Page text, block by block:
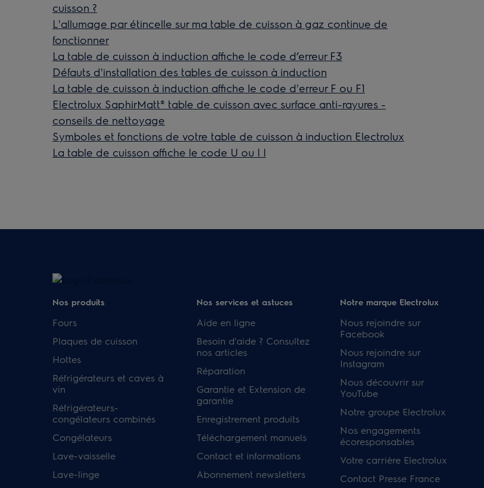
cuisson ?
L'allumage par étincelle sur ma table de cuisson à gaz continue de
fonctionner
La table de cuisson à induction affiche le code d’erreur F3
Défauts d'installation des tables de cuisson à induction
La table de cuisson à induction affiche le code d'erreur F ou F1
Electrolux SaphirMatt® table de cuisson avec surface anti-rayures -
conseils de nettoyage
Symboles et fonctions de votre table de cuisson à induction Electrolux
La table de cuisson affiche le code U ou | |
Nos produits
Fours
Plaques de cuisson
Hottes
Réfrigérateurs et caves à
vin
Réfrigérateurs-
congélateurs combinés
Congélateurs
Lave-vaisselle
Lave-linge
Nos services et astuces
Aide en ligne
Besoin d'aide ? Consultez
nos articles
Réparation
Garantie et Extension de
garantie
Enregistrement produits
Téléchargement manuels
Contact et informations
Abonnement newsletters
Notre marque Electrolux
Nous rejoindre sur
Facebook
Nous rejoindre sur
Instagram
Nous découvrir sur
YouTube
Notre groupe Electrolux
Nos engagements
écoresponsables
Votre carrière Electrolux
Contact Presse France